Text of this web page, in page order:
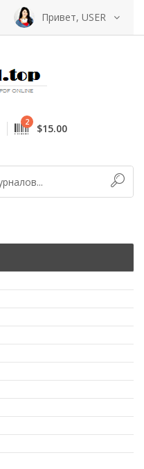
Привет, USER
2 $15.00